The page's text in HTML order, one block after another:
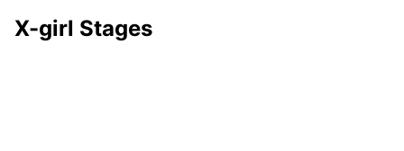
X-girl Stages